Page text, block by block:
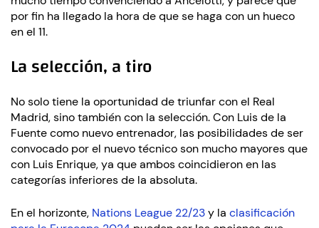
por fin ha llegado la hora de que se haga con un hueco
en el 11.
La selección, a tiro
No solo tiene la oportunidad de triunfar con el Real
Madrid, sino también con la selección. Con Luis de la
Fuente como nuevo entrenador, las posibilidades de ser
convocado por el nuevo técnico son mucho mayores que
con Luis Enrique, ya que ambos coincidieron en las
categorías inferiores de la absoluta.
En el horizonte, Nations League 22/23y la clasificación